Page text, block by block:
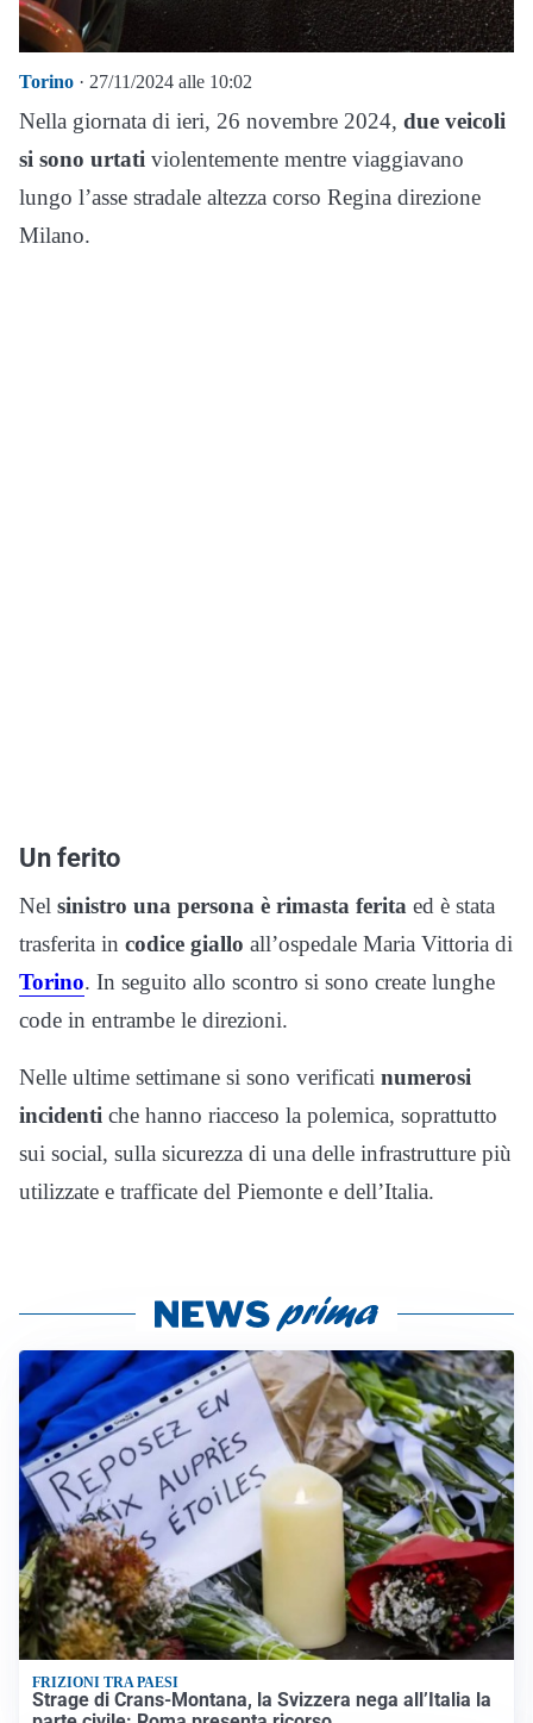
Torino · 27/11/2024 alle 10:02
Nella giornata di ieri, 26 novembre 2024, due veicoli
si sono urtati violentemente mentre viaggiavano
lungo l’asse stradale altezza corso Regina direzione
Milano.
Un ferito
Nel sinistro una persona è rimasta ferita ed è stata
trasferita in codice giallo all’ospedale Maria Vittoria di
Torino. In seguito allo scontro si sono create lunghe
code in entrambe le direzioni.
Nelle ultime settimane si sono verificati numerosi
incidenti che hanno riacceso la polemica, soprattutto
sui social, sulla sicurezza di una delle infrastrutture più
utilizzate e trafficate del Piemonte e dell’Italia.
FRIZIONI TRA PAESI
Strage di Crans-Montana, la Svizzera nega all’Italia la